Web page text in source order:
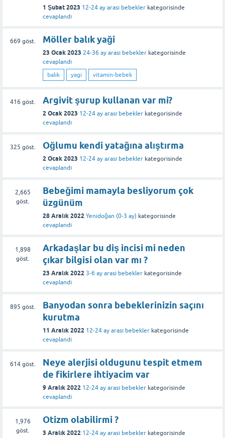
1 Şubat 2023 12-24 ay arası bebekler kategorisinde
cevaplandı
669 göst. Möller balık yaği
23 Ocak 2023 24-36 ay arası bebekler kategorisinde
cevaplandı
balik
yagi vitamin-bebek
416 göst. Argivit şurup kullanan var mi?
2 Ocak 2023 12-24 ay arası bebekler kategorisinde
cevaplandı
325 göst. Oğlumu kendi yatağına alıştırma
2 Ocak 2023 12-24 ay arası bebekler kategorisinde
cevaplandı
2,665
göst.
Bebeğimi mamayla besliyorum çok
üzgünüm
28 Aralık 2022 Yenidoğan (0-3 ay) kategorisinde
cevaplandı
1,898
göst.
Arkadaşlar bu diş incisi mi neden
çıkar bilgisi olan var mı ?
23 Aralık 2022 3-6 ay arası bebekler kategorisinde
cevaplandı
895 göst.
Banyodan sonra bebeklerinizin saçını
kurutma
11 Aralık 2022 12-24 ay arası bebekler kategorisinde
cevaplandı
614göst.
Neye alerjisi oldugunu tespit etmem
de fikirlere ihtiyacim var
9 Aralık 2022 12-24 ay arası bebekler kategorisinde
cevaplandı
1,976
göst.
Otizm olabilirmi ?
3 Aralık 2022 12-24 ay arası bebekler kategorisinde